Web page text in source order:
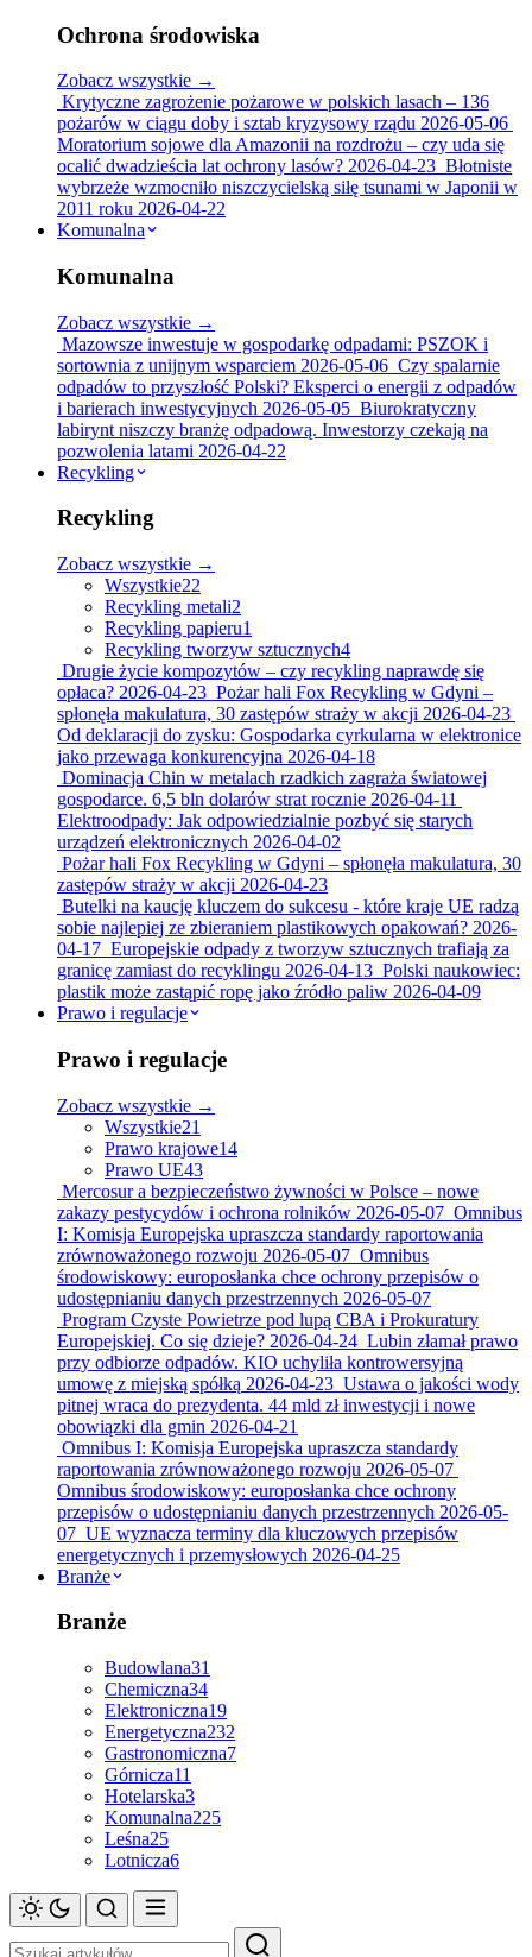
Ochrona środowiska
Zobacz wszystkie →
Krytyczne zagrożenie pożarowe w polskich lasach – 136
pożarów w ciągu doby i sztab kryzysowy rządu 2026-05-06
Moratorium sojowe dla Amazonii na rozdrożu – czy uda się
ocalić dwadzieścia lat ochrony lasów? 2026-04-23 Błotniste
wybrzeże wzmocniło niszczycielską siłę tsunami w Japonii w
2011 roku 2026-04-22
Komunalna
Komunalna
Zobacz wszystkie →
Mazowsze inwestuje w gospodarkę odpadami: PSZOK i
sortownia z unijnym wsparciem 2026-05-06 Czy spalarnie
odpadów to przyszłość Polski? Eksperci o energii z odpadów
i barierach inwestycyjnych 2026-05-05 Biurokratyczny
labirynt niszczy branżę odpadową. Inwestorzy czekają na
pozwolenia latami 2026-04-22
Recykling
Recykling
Zobacz wszystkie →
Wszystkie22
Recykling metali2
Recykling papieru1
Recykling tworzyw sztucznych4
Drugie życie kompozytów – czy recykling naprawdę się
opłaca? 2026-04-23 Pożar hali Fox Recykling w Gdyni –
spłonęła makulatura, 30 zastępów straży w akcji 2026-04-23
Od deklaracji do zysku: Gospodarka cyrkularna w elektronice
jako przewaga konkurencyjna 2026-04-18
Dominacja Chin w metalach rzadkich zagraża światowej
gospodarce. 6,5 bln dolarów strat rocznie 2026-04-11
Elektroodpady: Jak odpowiedzialnie pozbyć się starych
urządzeń elektronicznych 2026-04-02
Pożar hali Fox Recykling w Gdyni – spłonęła makulatura, 30
zastępów straży w akcji 2026-04-23
Butelki na kaucję kluczem do sukcesu - które kraje UE radzą
sobie najlepiej ze zbieraniem plastikowych opakowań? 2026-
04-17 Europejskie odpady z tworzyw sztucznych trafiają za
granicę zamiast do recyklingu 2026-04-13 Polski naukowiec:
plastik może zastąpić ropę jako źródło paliw 2026-04-09
Prawo i regulacje
Prawo i regulacje
Zobacz wszystkie →
Wszystkie21
Prawo krajowe14
Prawo UE43
Mercosur a bezpieczeństwo żywności w Polsce – nowe
zakazy pestycydów i ochrona rolników 2026-05-07 Omnibus
I: Komisja Europejska upraszcza standardy raportowania
zrównoważonego rozwoju 2026-05-07 Omnibus
środowiskowy: europosłanka chce ochrony przepisów o
udostępnianiu danych przestrzennych 2026-05-07
Program Czyste Powietrze pod lupą CBA i Prokuratury
Europejskiej. Co się dzieje? 2026-04-24 Lubin złamał prawo
przy odbiorze odpadów. KIO uchyliła kontrowersyjną
umowę z miejską spółką 2026-04-23 Ustawa o jakości wody
pitnej wraca do prezydenta. 44 mld zł inwestycji i nowe
obowiązki dla gmin 2026-04-21
Omnibus I: Komisja Europejska upraszcza standardy
raportowania zrównoważonego rozwoju 2026-05-07
Omnibus środowiskowy: europosłanka chce ochrony
przepisów o udostępnianiu danych przestrzennych 2026-05-
07 UE wyznacza terminy dla kluczowych przepisów
energetycznych i przemysłowych 2026-04-25
Branże
Branże
Budowlana31
Chemiczna34
Elektroniczna19
Energetyczna232
Gastronomiczna7
Górnicza11
Hotelarska3
Komunalna225
Leśna25
Lotnicza6